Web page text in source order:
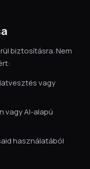
biztosításra. Nem
vagy
vagy AI-alapú
használatából